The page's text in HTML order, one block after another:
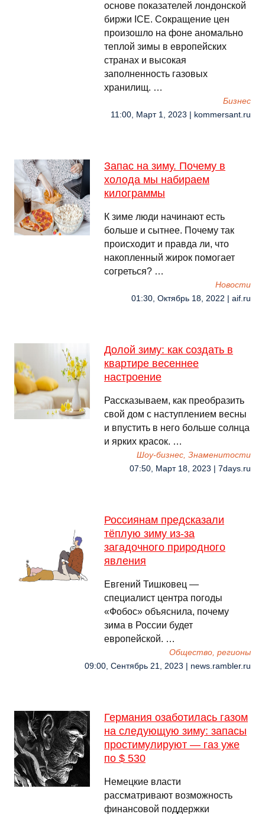
основе показателей лондонской
биржи ICE. Сокращение цен
произошло на фоне аномально
теплой зимы в европейских
странах и высокая
заполненность газовых
хранилищ. …
Бизнес
11:00, Март 1, 2023 | kommersant.ru
Запас на зиму. Почему в
холода мы набираем
килограммы
К зиме люди начинают есть
больше и сытнее. Почему так
происходит и правда ли, что
накопленный жирок помогает
согреться? …
Новости
01:30, Октябрь 18, 2022 | aif.ru
Долой зиму: как создать в
квартире весеннее
настроение
Рассказываем, как преобразить
свой дом с наступлением весны
и впустить в него больше солнца
и ярких красок. …
Шоу-бизнес, Знаменитости
07:50, Март 18, 2023 | 7days.ru
Россиянам предсказали
тёплую зиму из-за
загадочного природного
явления
Евгений Тишковец —
специалист центра погоды
«Фобос» объяснила, почему
зима в России будет
европейской. …
Общество, регионы
09:00, Сентябрь 21, 2023 | news.rambler.ru
Германия озаботилась газом
на следующую зиму: запасы
простимулируют — газ уже
по $ 530
Немецкие власти
рассматривают возможность
финансовой поддержки